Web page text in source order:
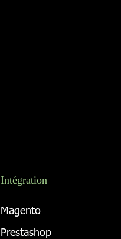
Intégration
Magento
Prestashop